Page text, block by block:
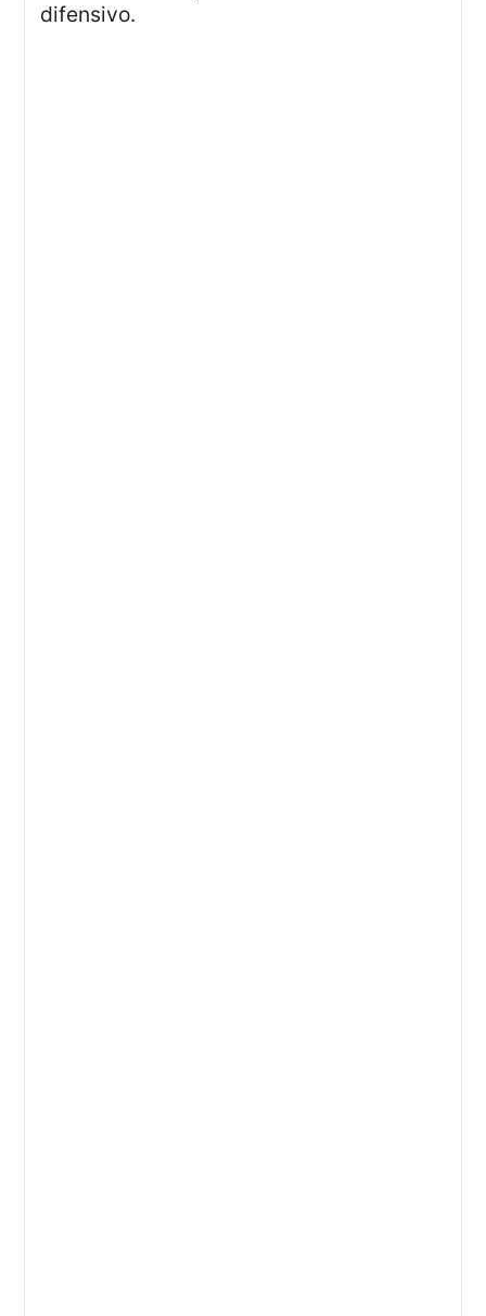
difensivo.